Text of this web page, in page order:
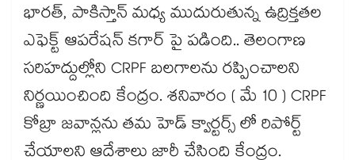
భారత్, పాకిస్తాన్ మధ్య ముదురుతున్న ఉద్రిక్తతల
ఎఫెక్ట్ ఆపరేషన్ కగార్ పై పడింది.. తెలంగాణ
సరిహద్దుల్లోని CRPF బలగాలను రప్పించాలని
నిర్ణయించింది కేంద్రం. శనివారం ( మే 10 ) CRPF
కోబ్రా జవాన్లను తమ హెడ్ క్వార్టర్స్ లో రిపోర్ట్
చేయాలని ఆదేశాలు జారీ చేసింది కేంద్రం.